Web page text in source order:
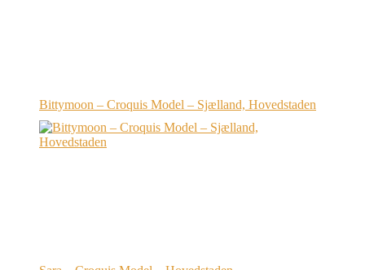
Bittymoon – Croquis Model – Sjælland, Hovedstaden